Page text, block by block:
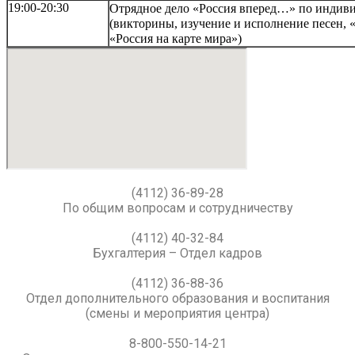
19:00-20:30
Отрядное дело «Россия вперед…» по
(викторины, изучение и исполнение
«Россия на карте мира»)
(4112) 36-89-28
По общим вопросам и сотрудничеству
(4112) 40-32-84
Бухгалтерия – Отдел кадров
(4112) 36-88-36
Отдел дополнительного образования и воспитания
(смены и мероприятия центра)
8-800-550-14-21